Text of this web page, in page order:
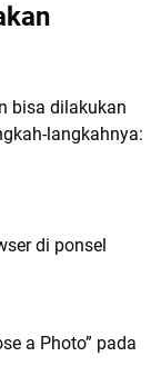
bisa dilakukan
langkahnya:
di ponsel
a Photo” pada